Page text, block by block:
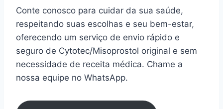
Conte conosco para cuidar da sua saúde,
respeitando suas escolhas e seu bem-estar,
oferecendo um serviço de envio rápido e
seguro de Cytotec/Misoprostol original e sem
necessidade de receita médica. Chame a
nossa equipe no WhatsApp.